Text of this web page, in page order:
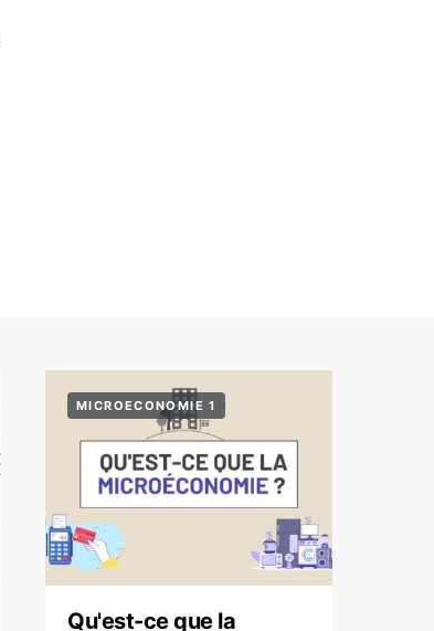
MICROECONOMIE 1
Qu'est-ce que la